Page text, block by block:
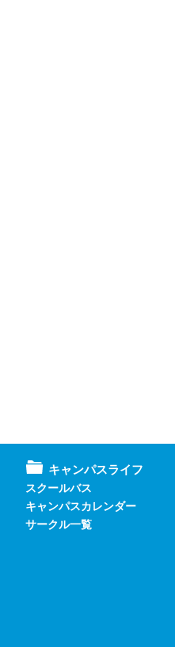
キャンパスライフ
スクールバス
キャンパスカレンダー
サークル一覧